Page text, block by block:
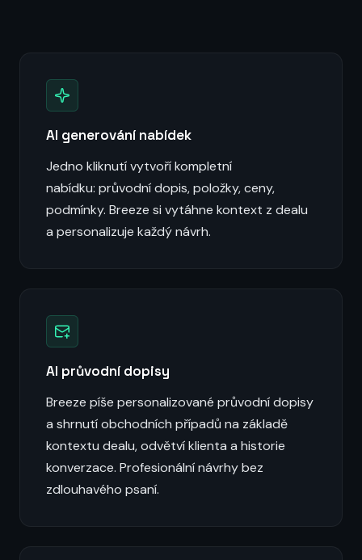
AI generování nabídek
Jedno kliknutí vytvoří kompletní
nabídku: průvodní dopis, položky, ceny,
podmínky. Breeze si vytáhne kontext z dealu
a personalizuje každý návrh.
AI průvodní dopisy
Breeze píše personalizované průvodní dopisy
a shrnutí obchodních případů na základě
kontextu dealu, odvětví klienta a historie
konverzace. Profesionální návrhy bez
zdlouhavého psaní.